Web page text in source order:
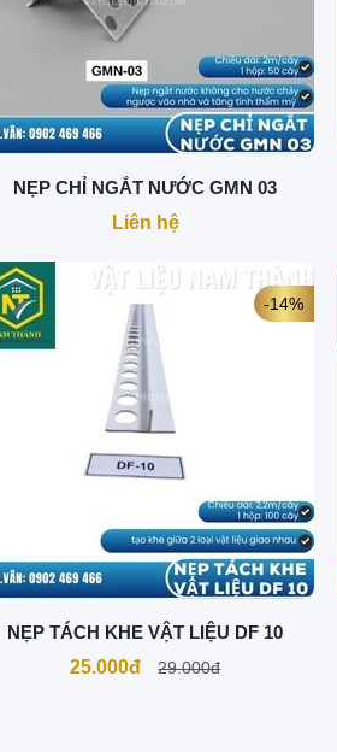
NẸP CHỈ NGẮT NƯỚC GMN 03
Liên hệ
NẸP TÁCH KHE VẬT LIỆU DF 10
25.000đ
29.000đ
-14%